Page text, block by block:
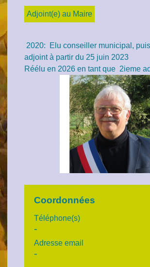
Adjoint(e) au Maire
2020: Elu conseiller municipal,
adjoint à partir du 25 juin 2023
Réélu en 2026 en tant que 2ieme
Coordonnées
Téléphone(s)
-
Adresse email
-